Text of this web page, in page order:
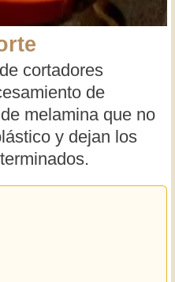
cortadores
de
melamina que no
y dejan los